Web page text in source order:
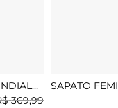
369,99
SAPATO